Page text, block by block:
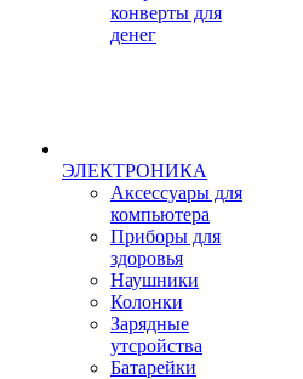
конверты для
денег
ЭЛЕКТРОНИКА
Аксессуары для
компьютера
Приборы для
здоровья
Наушники
Колонки
Зарядные
утсройства
Батарейки